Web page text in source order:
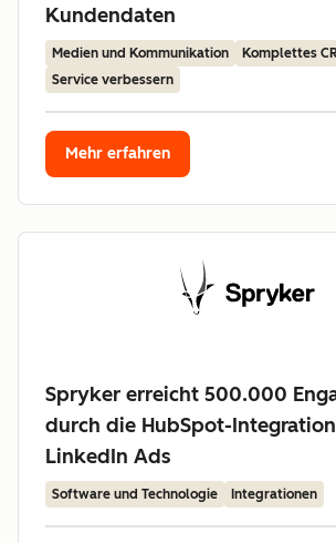
Kundendaten
Medien und Kommunikation
Komplettes
Service verbessern
Mehr erfahren
Spryker erreicht 500.000
durch die HubSpot-
LinkedIn Ads
Software und Technologie Integrationen